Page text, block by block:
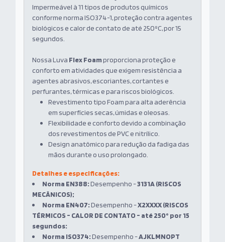
Impermeável à 11 tipos de produtos químicos
conforme norma ISO374-1, proteção contra agentes
biológicos e calor de contato de até 250ºC, por 15
segundos.
Nossa Luva Flex Foamproporciona proteção e
conforto em atividades que exigem resistência a
agentes abrasivos, escoriantes, cortantes e
perfurantes, térmicas e para riscos biológicos.
Revestimento tipo Foam para alta aderência
em superfícies secas, úmidas e oleosas.
Flexibilidade e conforto devido a combinação
dos revestimentos de PVC e nitrílico.
Design anatômico para redução da fadiga das
mãos durante o uso prolongado.
Detalhes e especificações:
Norma EN388:Desempenho -3131A (RISCOS
MECÂNICOS);
Norma EN407:Desempenho -X2XXXX (RISCOS
TÉRMICOS - CALOR DE CONTATO - até 250° por 15
segundos:
Norma ISO374:Desempenho -AJKLMNOPT